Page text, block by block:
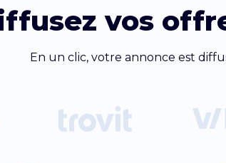
vos
En un clic, votre annonce est